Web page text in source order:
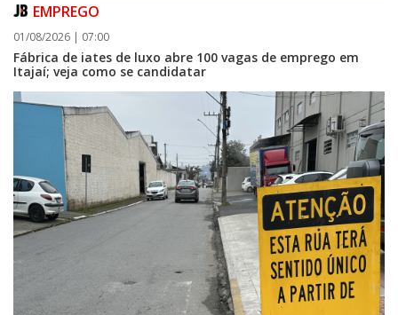
EMPREGO
01/08/2026 | 07:00
Fábrica de iates de luxo abre 100 vagas de emprego em
Itajaí; veja como se candidatar